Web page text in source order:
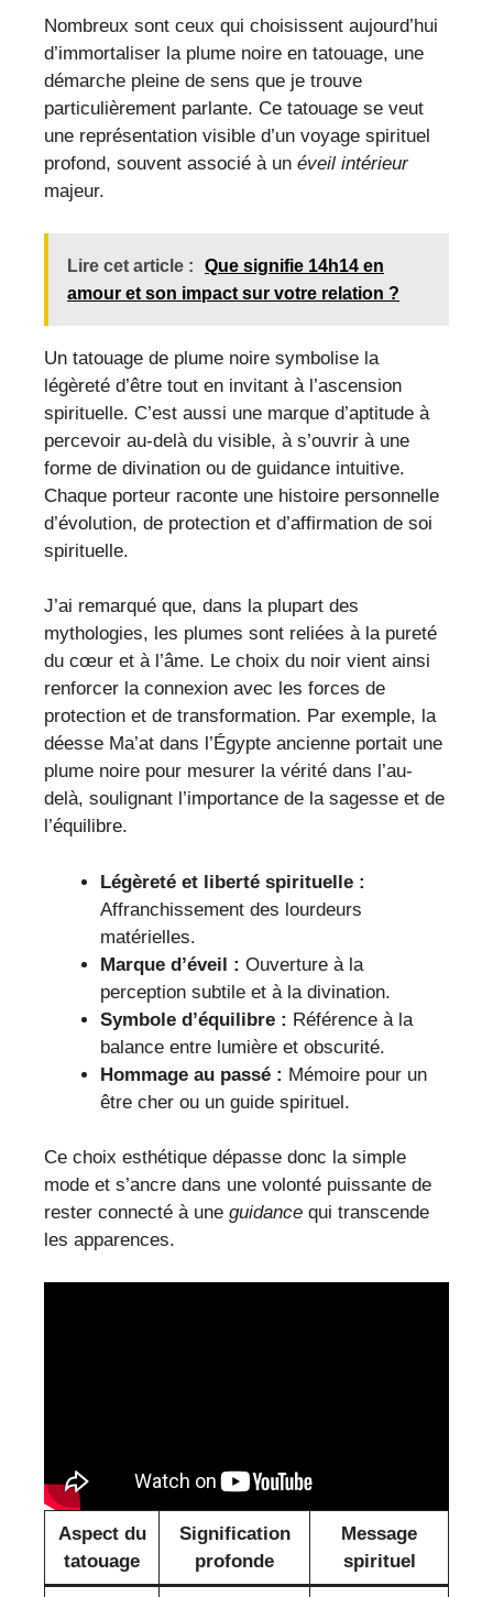
Nombreux sont ceux qui choisissent aujourd’hui
d’immortaliser la plume noire en tatouage, une
démarche pleine de sens que je trouve
particulièrement parlante. Ce tatouage se veut
une représentation visible d’un voyage spirituel
profond, souvent associé à un éveil intérieur
majeur.
Lire cet article :
Que signifie 14h14 en
amour et son impact sur votre relation ?
Un tatouage de plume noire symbolise la
légèreté d’être tout en invitant à l’ascension
spirituelle. C’est aussi une marque d’aptitude à
percevoir au-delà du visible, à s’ouvrir à une
forme de divination ou de guidance intuitive.
Chaque porteur raconte une histoire personnelle
d’évolution, de protection et d’affirmation de soi
spirituelle.
J’ai remarqué que, dans la plupart des
mythologies, les plumes sont reliées à la pureté
du cœur et à l’âme. Le choix du noir vient ainsi
renforcer la connexion avec les forces de
protection et de transformation. Par exemple, la
déesse Ma’at dans l’Égypte ancienne portait une
plume noire pour mesurer la vérité dans l’au-
delà, soulignant l’importance de la sagesse et de
l’équilibre.
Légèreté et liberté spirituelle :
Affranchissement des lourdeurs
matérielles.
Marque d’éveil : Ouverture à la
perception subtile et à la divination.
Symbole d’équilibre : Référence à la
balance entre lumière et obscurité.
Hommage au passé : Mémoire pour un
être cher ou un guide spirituel.
Ce choix esthétique dépasse donc la simple
mode et s’ancre dans une volonté puissante de
rester connecté à une guidance qui transcende
les apparences.
Aspect du
tatouage
Signification
profonde
Message
spirituel